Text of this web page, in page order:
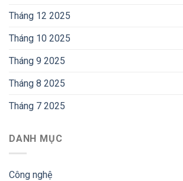
Tháng 12 2025
Tháng 10 2025
Tháng 9 2025
Tháng 8 2025
Tháng 7 2025
DANH MỤC
Công nghệ